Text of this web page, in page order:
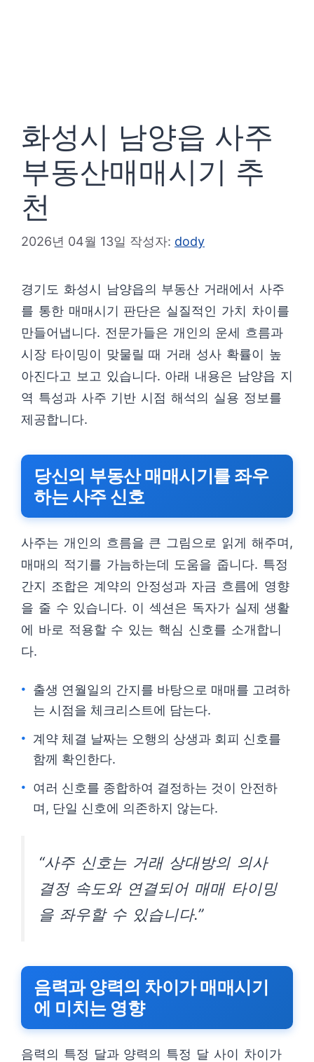
화성시 남양읍 사주
부동산매매시기 추
천
2026년 04월 13일 작성자: dody
경기도 화성시 남양읍의 부동산 거래에서 사주
를 통한 매매시기 판단은 실질적인 가치 차이를
만들어냅니다. 전문가들은 개인의 운세 흐름과
시장 타이밍이 맞물릴 때 거래 성사 확률이 높
아진다고 보고 있습니다. 아래 내용은 남양읍 지
역 특성과 사주 기반 시점 해석의 실용 정보를
제공합니다.
당신의 부동산 매매시기를 좌우
하는 사주 신호
사주는 개인의 흐름을 큰 그림으로 읽게 해주며,
매매의 적기를 가늠하는데 도움을 줍니다. 특정
간지 조합은 계약의 안정성과 자금 흐름에 영향
을 줄 수 있습니다. 이 섹션은 독자가 실제 생활
에 바로 적용할 수 있는 핵심 신호를 소개합니
다.
출생 연월일의 간지를 바탕으로 매매를 고려하
는 시점을 체크리스트에 담는다.
계약 체결 날짜는 오행의 상생과 회피 신호를
함께 확인한다.
여러 신호를 종합하여 결정하는 것이 안전하
며, 단일 신호에 의존하지 않는다.
“사주 신호는 거래 상대방의 의사
결정 속도와 연결되어 매매 타이밍
을 좌우할 수 있습니다.”
음력과 양력의 차이가 매매시기
에 미치는 영향
음력의 특정 달과 양력의 특정 달 사이 차이가